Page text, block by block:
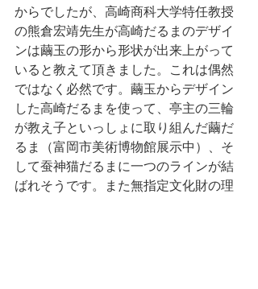
からでしたが、高崎商科大学特任教授
の熊倉宏靖先生が高崎だるまのデザイ
ンは繭玉の形から形状が出来上がって
いると教えて頂きました。これは偶然
ではなく必然です。繭玉からデザイン
した高崎だるまを使って、亭主の三輪
が教え子といっしょに取り組んだ繭だ
るま（富岡市美術博物館展示中）、そ
して蚕神猫だるまに一つのラインが結
ばれそうです。また無指定文化財の理